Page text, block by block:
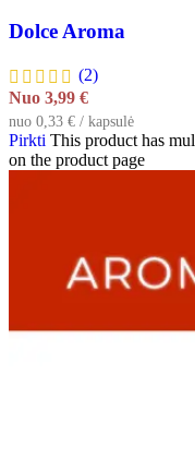
Dolce Aroma
(2)
Nuo 3,99 €
nuo 0,33 € / kapsulė
Pirkti This product has
on the product page